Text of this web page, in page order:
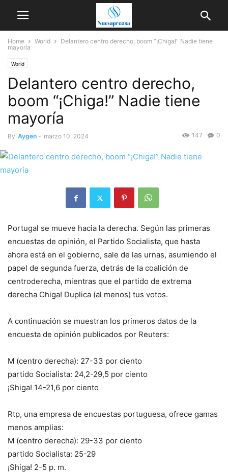
Home World
Delantero centro derecho, boom “¡Chiga!” Nadie tiene
mayoría
World
Delantero centro derecho,
boom “¡Chiga!” Nadie tiene
mayoría
By Aygen - marzo 10, 2024 0
147
Portugal se mueve hacia la derecha. Según las primeras
encuestas de opinión, el Partido Socialista, que hasta
ahora está en el gobierno, sale de las urnas, asumiendo el
papel de segunda fuerza, detrás de la coalición de
centroderecha, mientras que el partido de extrema
derecha Chiga! Duplica (al menos) tus votos.
A continuación se muestran los primeros datos de la
encuesta de opinión publicados por Reuters:
M (centro derecha): 27-33 por ciento
partido Socialista: 24,2-29,5 por ciento
¡Shiga! 14-21,6 por ciento
Rtp, una empresa de encuestas portuguesa, ofrece gamas
menos amplias:
M (centro derecha): 29-33 por ciento
partido Socialista: 25-29
¡Shiga! 2-5 p. m.